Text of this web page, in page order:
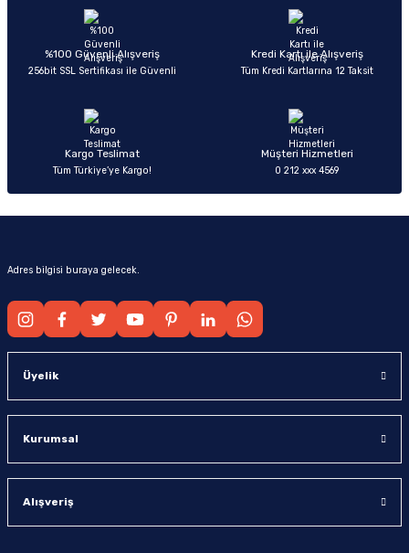
Ürün açıklamasında eksik bilgiler bulunuyor.
Ürün bilgilerinde hatalar bulunuyor.
Ürün fiyatı diğer sitelerden daha pahalı.
%100 Güvenli Alışveriş
256bit SSL Sertifikası ile Güvenli
Kredi Kartı ile Alışveriş
Tüm Kredi Kartlarına 12 Taksit
Kargo Teslimat
Tüm Türkiye’ye Kargo!
Müşteri Hizmetleri
0 212 xxx 4569
Adres bilgisi buraya gelecek.
Üyelik
Kurumsal
Alışveriş